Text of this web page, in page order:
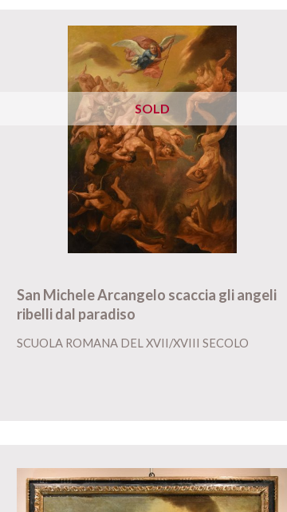
SOLD
San Michele Arcangelo scaccia gli angeli
ribelli dal paradiso
SCUOLA ROMANA DEL XVII/XVIII SECOLO